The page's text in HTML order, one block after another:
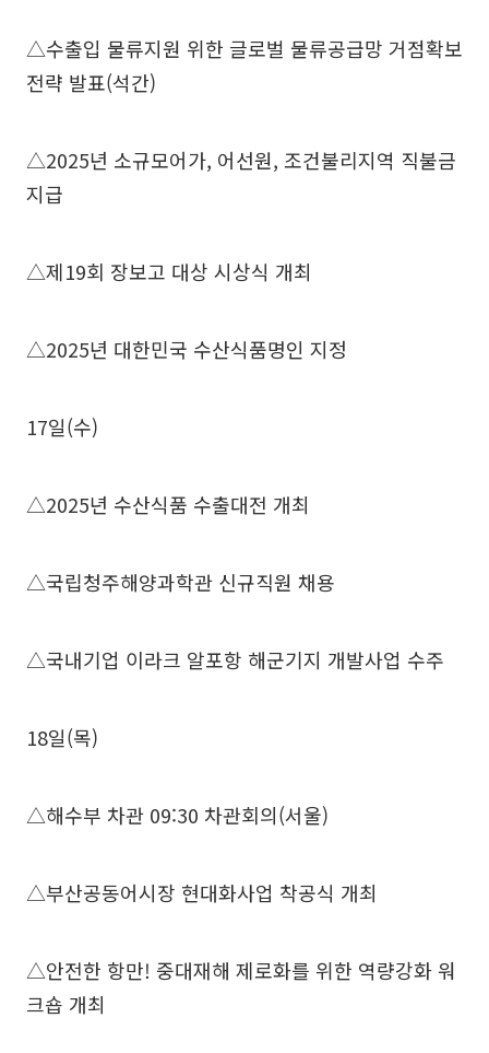
△수출입 물류지원 위한 글로벌 물류공급망 거점확보
전략 발표(석간)
△2025년 소규모어가, 어선원, 조건불리지역 직불금
지급
△제19회 장보고 대상 시상식 개최
△2025년 대한민국 수산식품명인 지정
17일(수)
△2025년 수산식품 수출대전 개최
△국립청주해양과학관 신규직원 채용
△국내기업 이라크 알포항 해군기지 개발사업 수주
18일(목)
△해수부 차관 09:30 차관회의(서울)
△부산공동어시장 현대화사업 착공식 개최
△안전한 항만! 중대재해 제로화를 위한 역량강화 워
크숍 개최